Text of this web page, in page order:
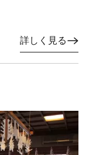
詳しく見る